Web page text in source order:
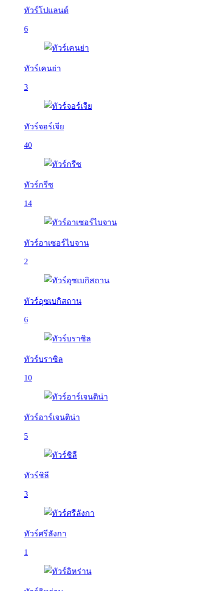
ทัวร์โปแลนด์
6
ทัวร์เคนย่า
3
ทัวร์จอร์เจีย
40
ทัวร์กรีซ
14
ทัวร์อาเซอร์ไบจาน
2
ทัวร์อุซเบกิสถาน
6
ทัวร์บราซิล
10
ทัวร์อาร์เจนติน่า
5
ทัวร์ชิลี
3
ทัวร์ศรีลังกา
1